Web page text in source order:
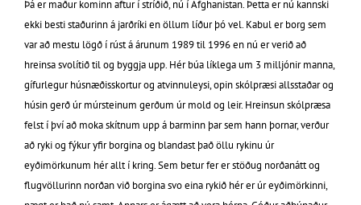
Þá er maður kominn aftur í stríðið, nú í Afghanistan. Þetta er nú kannski
ekki besti staðurinn á jarðríki en öllum líður þó vel. Kabul er borg sem
var að mestu lögð í rúst á árunum 1989 til 1996 en nú er verið að
hreinsa svolítið til og byggja upp. Hér búa líklega um 3 milljónir manna,
gífurlegur húsnæðisskortur og atvinnuleysi, opin skólpræsi allsstaðar og
húsin gerð úr múrsteinum gerðum úr mold og leir. Hreinsun skólpræsa
felst í því að moka skítnum upp á barminn þar sem hann þornar, verður
að ryki og fýkur yfir borgina og blandast það öllu rykinu úr
eyðimörkunum hér allt í kring. Sem betur fer er stöðug norðanátt og
flugvöllurinn norðan við borgina svo eina rykið hér er úr eyðimörkinni,